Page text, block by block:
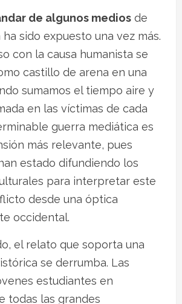
de algunos medios de
sido expuesto una vez más.
con la causa humanista se
castillo de arena en una
sumamos el tiempo aire y
en las víctimas de cada
guerra mediática es
más relevante, pues
estado difundiendo los
para interpretar este
desde una óptica
occidental.
el relato que soporta una
se derrumba. Las
estudiantes en
todas las grandes